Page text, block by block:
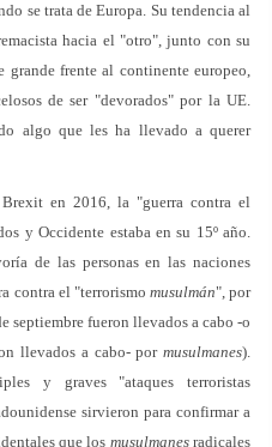
se trata de Europa. Su tendencia al
hacia el "otro", junto con su
frente al continente europeo,
de ser "devorados" por la UE.
algo que les ha llevado a querer
en 2016, la "guerra contra el
y Occidente estaba en su 15º año.
de las personas en las naciones
contra el "terrorismo musulmán", por
septiembre fueron llevados a cabo -o
llevados a cabo- por musulmanes).
y graves "ataques terroristas
sirvieron para confirmar a
que los musulmanesradicales